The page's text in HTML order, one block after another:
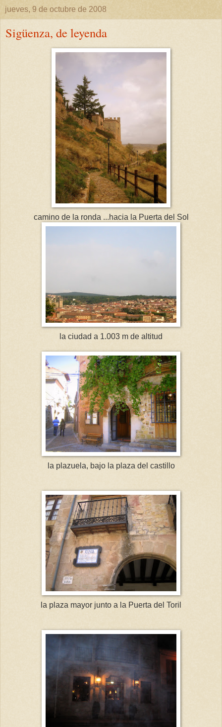
jueves, 9 de octubre de 2008
Sigüenza, de leyenda
camino de la ronda ...hacia la Puerta del Sol
la ciudad a 1.003 m de altitud
la plazuela, bajo la plaza del castillo
la plaza mayor junto a la Puerta del Toril